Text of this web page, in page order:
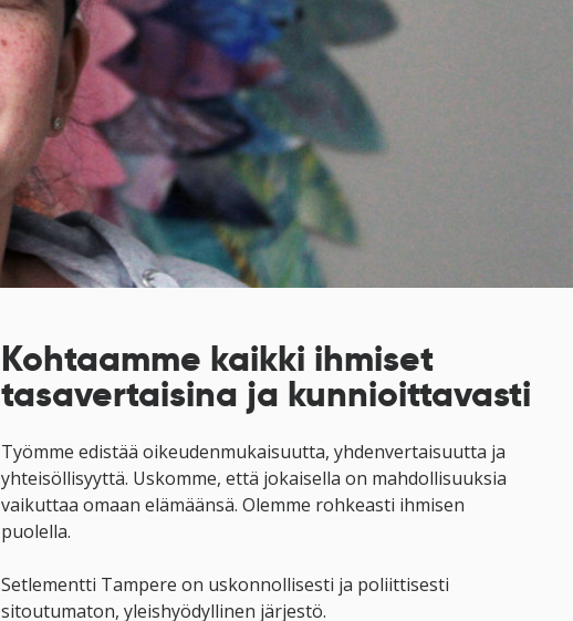
Kohtaamme kaikki ihmiset
tasavertaisina ja kunnioittavasti
Työmme edistää oikeudenmukaisuutta, yhdenvertaisuutta ja
yhteisöllisyyttä. Uskomme, että jokaisella on mahdollisuuksia
vaikuttaa omaan elämäänsä. Olemme rohkeasti ihmisen
puolella.
Setlementti Tampere on uskonnollisesti ja poliittisesti
sitoutumaton, yleishyödyllinen järjestö.